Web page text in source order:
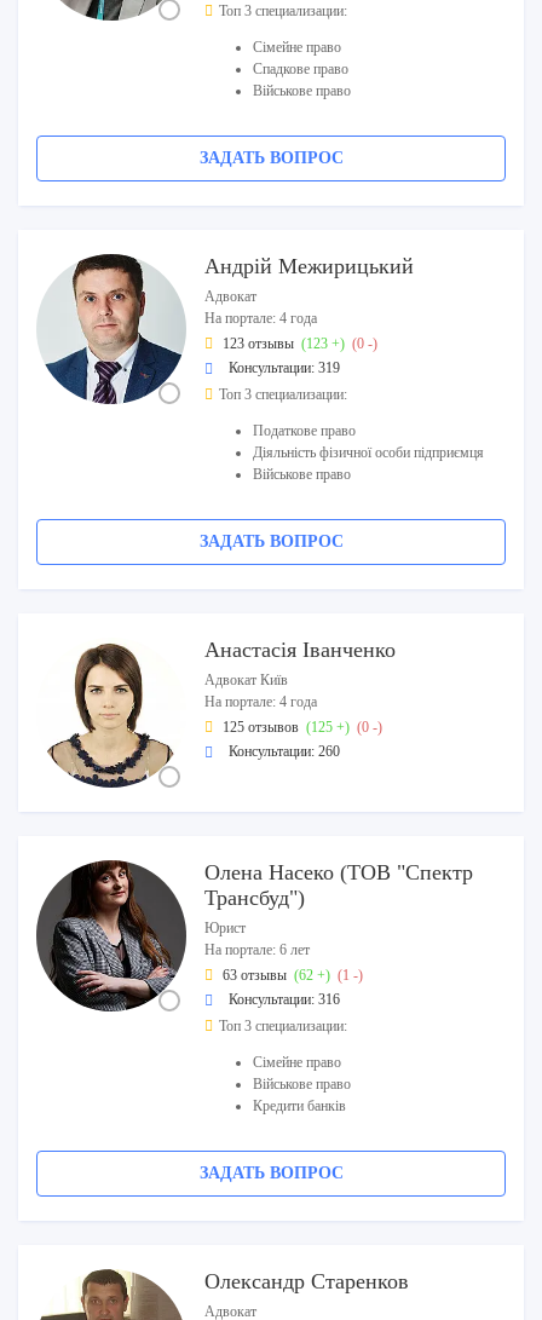
Топ 3 специализации:
Сімейне право
Спадкове право
Військове право
ЗАДАТЬ ВОПРОС
Андрій Межирицький
Адвокат
На портале: 4 года
123 отзывы (123 +) (0 -)
Консультации: 319
Топ 3 специализации:
Податкове право
Діяльність фізичної особи підприємця
Військове право
ЗАДАТЬ ВОПРОС
Анастасія Іванченко
Адвокат Київ
На портале: 4 года
125 отзывов (125 +) (0 -)
Консультации: 260
Олена Насеко (ТОВ "Спектр
Трансбуд")
Юрист
На портале: 6 лет
63 отзывы (62 +) (1 -)
Консультации: 316
Топ 3 специализации:
Сімейне право
Військове право
Кредити банків
ЗАДАТЬ ВОПРОС
Олександр Старенков
Адвокат